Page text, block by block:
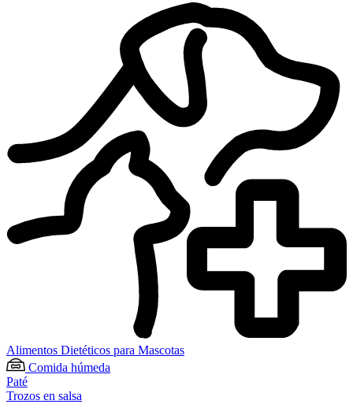
Alimentos Dietéticos para Mascotas
Comida húmeda
Paté
Trozos en salsa